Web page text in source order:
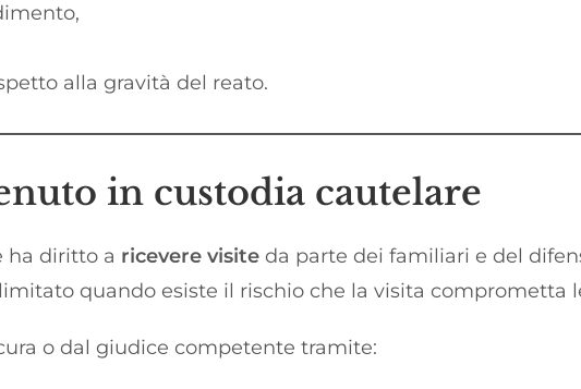
alla gravità del reato.
in custodia cautelare
ha diritto a ricevere visite da parte dei familiari e del
quando esiste il rischio che la visita comprometta
o dal giudice competente tramite: